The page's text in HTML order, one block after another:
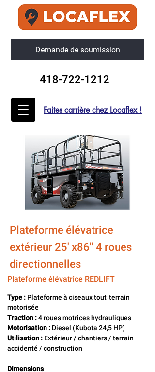
Demande de soumission
418-722-1212
Faites carrière chez Locaflex !
Plateforme élévatrice
extérieur 25' x86'' 4 roues
directionnelles
Plateforme élévatrice REDLIFT
Type : Plateforme à ciseaux tout‑terrain
motorisée
Traction : 4 roues motrices hydrauliques
Motorisation : Diesel (Kubota 24,5 HP)
Utilisation : Extérieur / chantiers / terrain
accidenté / construction
Dimensions